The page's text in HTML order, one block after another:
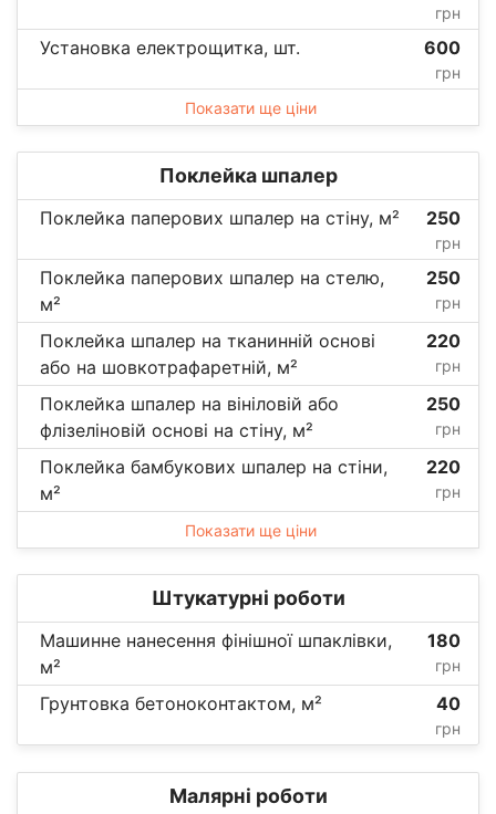
грн
Установка електрощитка, шт. 600
грн
Показати ще ціни
Поклейка шпалер
Поклейка паперових шпалер на стіну, м² 250
грн
Поклейка паперових шпалер на стелю,
м²
250
грн
Поклейка шпалер на тканинній основі
або на шовкотрафаретній, м²
220
грн
Поклейка шпалер на вініловій або
флізеліновій основі на стіну, м²
250
грн
Поклейка бамбукових шпалер на стіни,
м²
220
грн
Показати ще ціни
Штукатурні роботи
Машинне нанесення фінішної шпаклівки,
м²
180
грн
Грунтовка бетоноконтактом, м² 40
грн
Малярні роботи